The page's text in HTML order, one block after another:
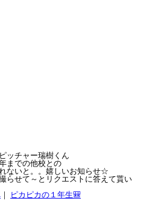
ッチャー瑞樹くん
までの他校との
ないと。。嬉しいお知らせ☆
せて～とリクエストに答えて貰い
｜
ピカピカの１年生🎒